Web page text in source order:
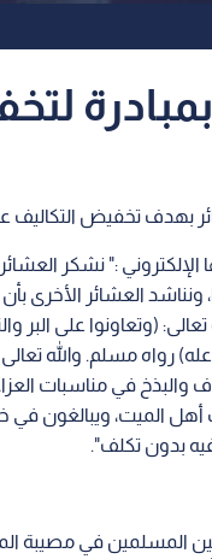
بهدف تخفيض
:" نشكر
العشائر الأخرى
رواه مسلم. والله تعالى
في مناسبات
الميت، ويبالغون في
بدون تكلف".
المسلمين في مصيبة